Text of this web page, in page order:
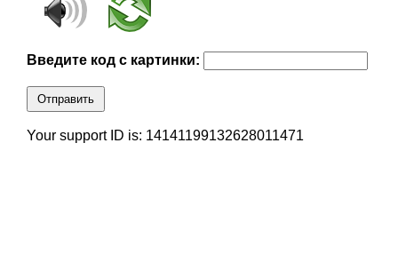
Введите код с картинки:
Отправить
Your support ID is: 14141199132628011471